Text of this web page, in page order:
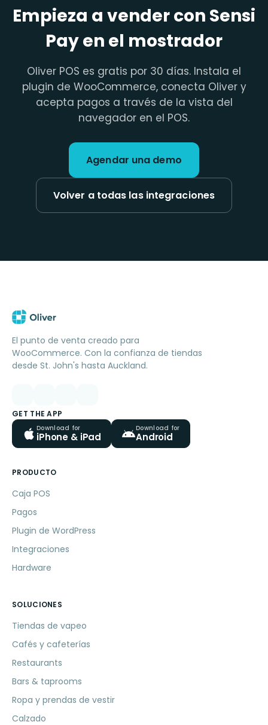
Empieza a vender con Sensi
Pay en el mostrador
Oliver POS es gratis por 30 días. Instala el
plugin de WooCommerce, conecta Oliver y
acepta pagos a través de la vista del
navegador en el POS.
Agendar una demo
Volver a todas las integraciones
El punto de venta creado para
WooCommerce. Con la confianza de tiendas
desde St. John's hasta Auckland.
GET THE APP
Download for
iPhone & iPad
Download for
Android
PRODUCTO
Caja POS
Pagos
Plugin de WordPress
Integraciones
Hardware
SOLUCIONES
Tiendas de vapeo
Cafés y cafeterías
Restaurants
Bars & taprooms
Ropa y prendas de vestir
Calzado